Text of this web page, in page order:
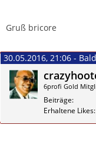
Gruß bricore
30.05.2016, 21:06 -
6profi Gold
Beiträge
Erhaltene Likes